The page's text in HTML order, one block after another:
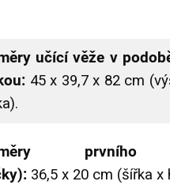
učící věže v
45 x 39,7 x 82 cm
prvního
36,5 x 20 cm (šířka x